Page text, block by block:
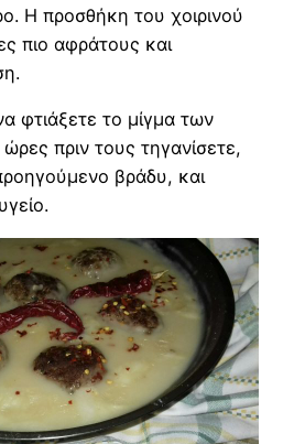
Η προσθήκη του χοιρινού
πιο αφράτους και
φτιάξετε το μίγμα των
πριν τους τηγανίσετε,
βράδυ, και